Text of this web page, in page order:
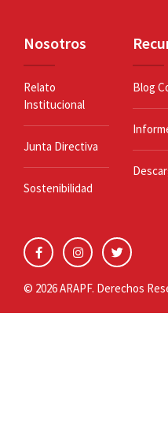
Nosotros
Relato
Institucional
Junta Directiva
Sostenibilidad
Blog
© 2026 ARAPF. Derechos